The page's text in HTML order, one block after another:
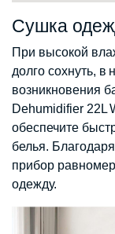
Сушка
При высокой
долго сохнуть, в
возникновения
Dehumidifier 22L
обеспечите
белья.
прибор
одежду.